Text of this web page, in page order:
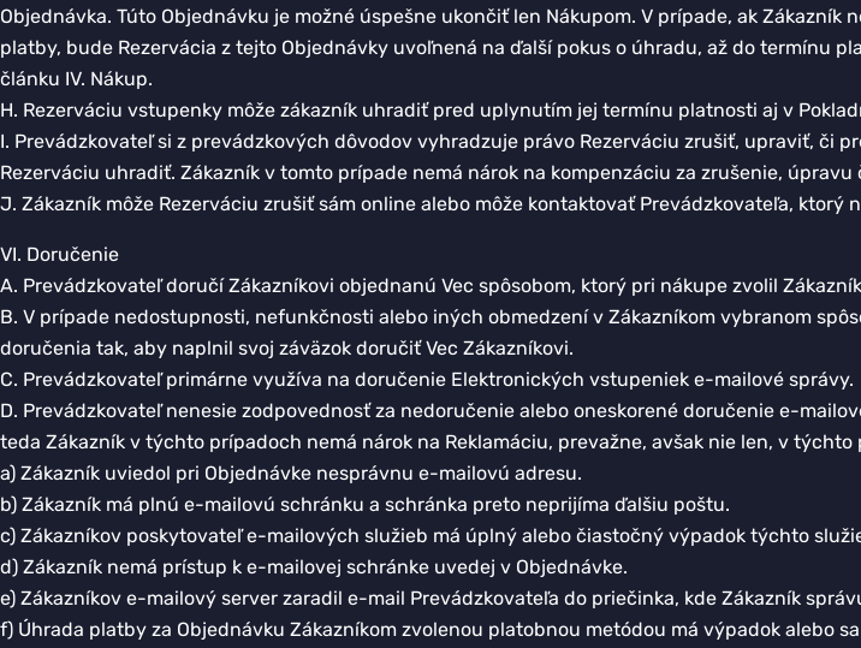
Objednávka. Túto Objednávku je možné úspešne ukončiť len Nákupom. V prípade, ak
platby, bude Rezervácia z tejto Objednávky uvoľnená na ďalší pokus o úhradu, až do termínu
článku IV. Nákup.
H. Rezerváciu vstupenky môže zákazník uhradiť pred uplynutím jej termínu platnosti aj v
I. Prevádzkovateľ si z prevádzkových dôvodov vyhradzuje právo Rezerváciu zrušiť, upraviť, či
Rezerváciu uhradiť. Zákazník v tomto prípade nemá nárok na kompenzáciu za zrušenie, úpravu
J. Zákazník môže Rezerváciu zrušiť sám online alebo môže kontaktovať Prevádzkovateľa, ktorý
VI. Doručenie
A. Prevádzkovateľ doručí Zákazníkovi objednanú Vec spôsobom, ktorý pri nákupe zvolil
B. V prípade nedostupnosti, nefunkčnosti alebo iných obmedzení v Zákazníkom vybranom
doručenia tak, aby naplnil svoj záväzok doručiť Vec Zákazníkovi.
C. Prevádzkovateľ primárne využíva na doručenie Elektronických vstupeniek e-mailové správy.
D. Prevádzkovateľ nenesie zodpovednosť za nedoručenie alebo oneskorené doručenie e-
teda Zákazník v týchto prípadoch nemá nárok na Reklamáciu, prevažne, avšak nie len, v týchto
a) Zákazník uviedol pri Objednávke nesprávnu e-mailovú adresu.
b) Zákazník má plnú e-mailovú schránku a schránka preto neprijíma ďalšiu poštu.
c) Zákazníkov poskytovateľ e-mailových služieb má úplný alebo čiastočný výpadok týchto
d) Zákazník nemá prístup k e-mailovej schránke uvedej v Objednávke.
e) Zákazníkov e-mailový server zaradil e-mail Prevádzkovateľa do priečinka, kde Zákazník
f) Úhrada platby za Objednávku Zákazníkom zvolenou platobnou metódou má výpadok alebo